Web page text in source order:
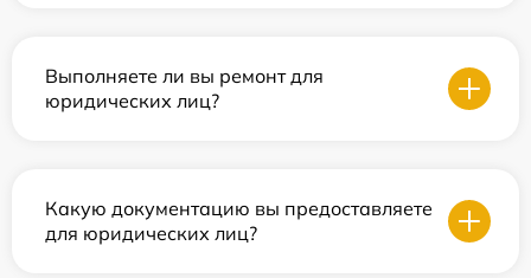
Выполняете ли вы ремонт для
юридических лиц?
Какую документацию вы предоставляете
для юридических лиц?